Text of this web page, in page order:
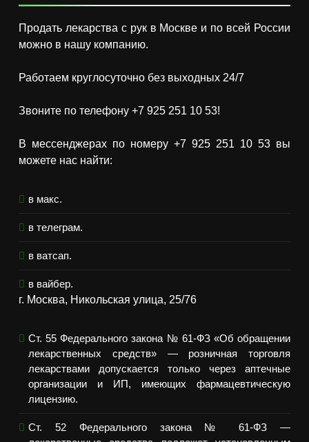
Продать лекарства с рук в Москве и по всей России
можно в нашу компанию.
Работаем круглосуточно без выходных 24/7
Звоните по телефону +7 925 251 10 53!
В мессенджерах по номеру +7 925 251 10 53 вы
можете нас найти:
в макс.
в телеграм.
в ватсап.
в вайбер.
г. Москва, Никольская улица, 25/76
Ст. 55 Федерального закона № 61-ФЗ «Об обращении
лекарственных средств» — розничная торговля
лекарствами допускается только через аптечные
организации и ИП, имеющих фармацевтическую
лицензию.
Ст. 52 Федерального закона № 61-ФЗ —